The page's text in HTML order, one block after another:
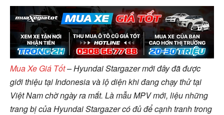
Mua Xe Giá Tốt– Hyundai Stargazer mới đây đã được
giới thiệu tại Indonesia và lộ diện khi đang chạy thử tại
Việt Nam chờ ngày ra mắt. Là mẫu MPV mới, liệu những
trang bị của Hyundai Stargazer có đủ để cạnh tranh trong